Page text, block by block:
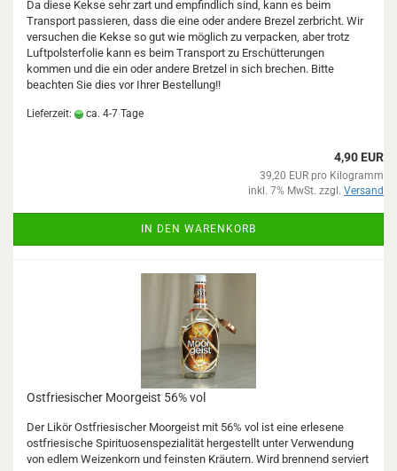
Da diese Kekse sehr zart und empfindlich sind, kann es beim
Transport passieren, dass die eine oder andere Brezel zerbricht. Wir
versuchen die Kekse so gut wie möglich zu verpacken, aber trotz
Luftpolsterfolie kann es beim Transport zu Erschütterungen
kommen und die ein oder andere Bretzel in sich brechen. Bitte
beachten Sie dies vor Ihrer Bestellung!!
Lieferzeit: ca. 4-7 Tage
4,90 EUR
39,20 EUR pro Kilogramm
inkl. 7% MwSt. zzgl. Versand
IN DEN WARENKORB
Ostfriesischer Moorgeist 56% vol
Der Likör Ostfriesischer Moorgeist mit 56% vol ist eine erlesene
ostfriesische Spirituosenspezialität hergestellt unter Verwendung
von edlem Weizenkorn und feinsten Kräutern. Wird brennend serviert